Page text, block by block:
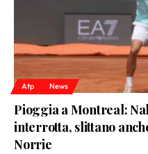
Atp News
Pioggia a Montreal:
interrotta, slittano
Norrie